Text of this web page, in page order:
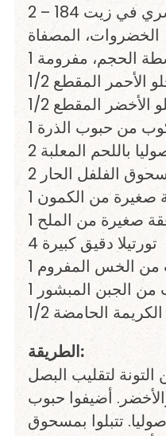
2 – 184 جرام من قطع تونة سنتشري في زيت
الخضروات، المصفاة
الحجم، مفرومة
الأحمر المقطع
الأخضر المقطع
كوب من حبوب الذرة
باللحم المعلبة
الفلفل الحار
صغيرة من الكمون
صغيرة من الملح
4 تورتيلا دقيق كبيرة
من الخس المفروم
من الجبن المبشور
الكريمة الحامضة
الطريقة:
لتقليب البصل
أضيفوا حبوب
تتبلوا بمسحوق